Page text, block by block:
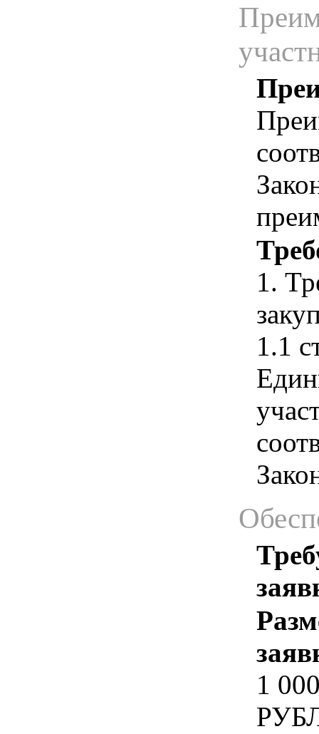
1.
1.1
1